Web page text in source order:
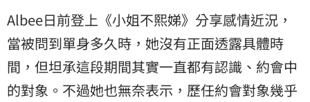
Albee日前登上《小姐不熙娣》分享感情近況，
當被問到單身多久時，她沒有正面透露具體時
間，但坦承這段期間其實一直都有認識、約會中
的對象。不過她也無奈表示，歷任約會對象幾乎